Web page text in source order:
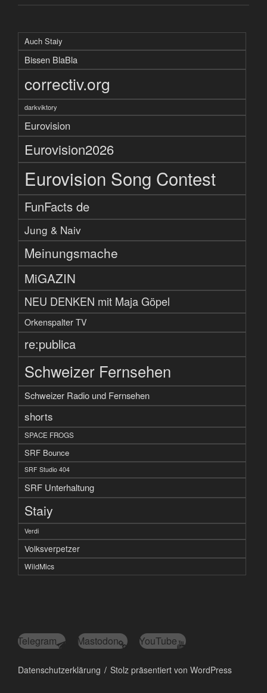
Auch Staiy
Bissen BlaBla
correctiv.org
darkviktory
Eurovision
Eurovision2026
Eurovision Song Contest
FunFacts de
Jung & Naiv
Meinungsmache
MiGAZIN
NEU DENKEN mit Maja Göpel
Orkenspalter TV
re:publica
Schweizer Fernsehen
Schweizer Radio und Fernsehen
shorts
SPACE FROGS
SRF Bounce
SRF Studio 404
SRF Unterhaltung
Staiy
Verdi
Volksverpetzer
WildMics
Telegram Mastodon YouTube
Datenschutzerklärung Stolz präsentiert von WordPress